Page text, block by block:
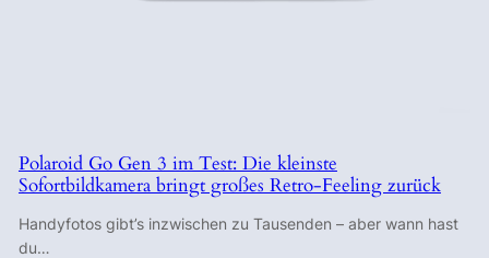
Polaroid Go Gen 3 im Test: Die kleinste
Sofortbildkamera bringt großes Retro-Feeling zurück
Handyfotos gibt’s inzwischen zu Tausenden – aber wann hast
du…